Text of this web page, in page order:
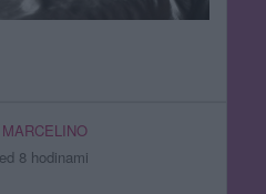
MARCELINO
8 hodinami